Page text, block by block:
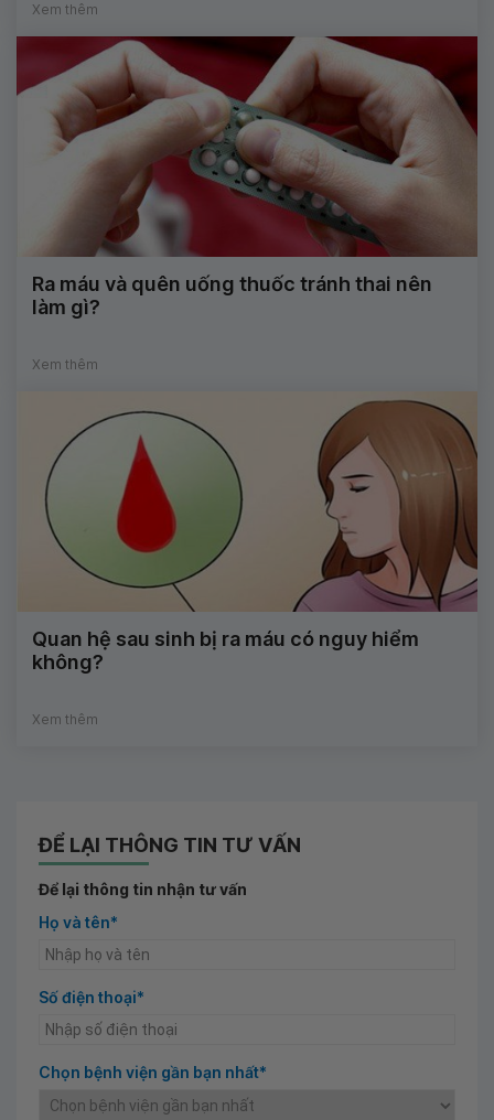
Xem thêm
Ra máu và quên uống thuốc tránh thai nên
làm gì?
Xem thêm
Quan hệ sau sinh bị ra máu có nguy hiểm
không?
Xem thêm
ĐỂ LẠI THÔNG TIN TƯ VẤN
Để lại thông tin nhận tư vấn
Họ và tên*
Số điện thoại*
Chọn bệnh viện gần bạn nhất*